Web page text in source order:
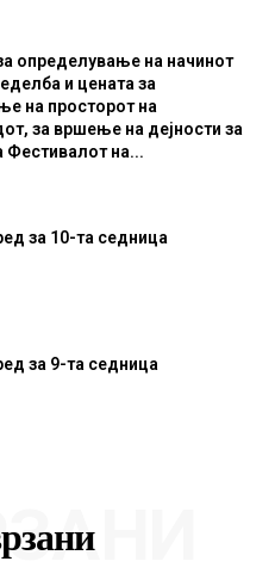
определување на начинот
и цената за
на просторот на
за вршење на дејности за
Фестивалот на...
за 10-та седница
за 9-та седница